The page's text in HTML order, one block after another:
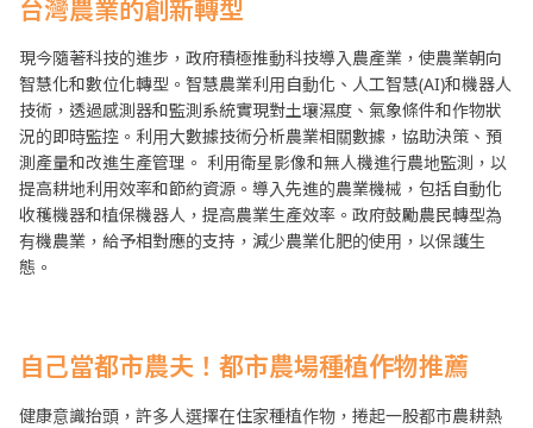
台灣農業的創新轉型
現今隨著科技的進步，政府積極推動科技導入農產業，使農業朝向
智慧化和數位化轉型。智慧農業利用自動化、人工智慧(AI)和機器人
技術，透過感測器和監測系統實現對土壤濕度、氣象條件和作物狀
況的即時監控。利用大數據技術分析農業相關數據，協助決策、預
測產量和改進生產管理。 利用衛星影像和無人機進行農地監測，以
提高耕地利用效率和節約資源。導入先進的農業機械，包括自動化
收穫機器和植保機器人，提高農業生產效率。政府鼓勵農民轉型為
有機農業，給予相對應的支持，減少農業化肥的使用，以保護生
態。
自己當都市農夫！都市農場種植作物推薦
健康意識抬頭，許多人選擇在住家種植作物，捲起一股都市農耕熱